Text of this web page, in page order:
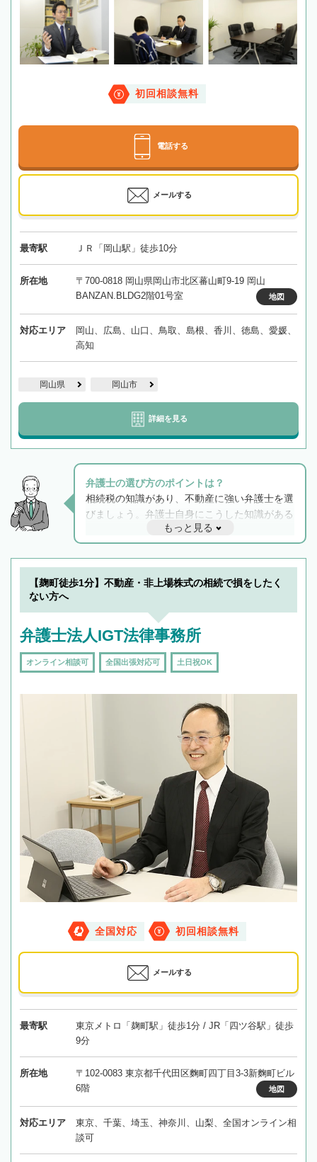
初回相談無料
電話する
メールする
最寄駅 ＪＲ「岡山駅」徒歩10分
所在地
〒700-0818 岡山県岡山市北区蕃山町9-19 岡山
BANZAN.BLDG2階01号室
地図
対応エリア
岡山、広島、山口、鳥取、島根、香川、徳島、愛媛、
高知
岡山県 岡山市
詳細を見る
弁護士の選び方のポイントは？
相続税の知識があり、不動産に強い弁護士を選
びましょう。弁護士自身にこうした知識がある
と他士業との連携もスムーズに進み、トラブル
解決のみならず相続をトータルで任せることが
できます。また、相続は感情がからむ分野なの
でフィーリングも重要です。実際に電話や面談
で複数の弁護士と会話をしてウマが合う方に依
もっと見る
【麹町徒歩1分】不動産・非上場株式の相続で損をしたく
ない方へ
弁護士法人IGT法律事務所
オンライン相談可 全国出張対応可 土日祝OK
全国対応 初回相談無料
メールする
最寄駅
東京メトロ「麹町駅」徒歩1分 / JR「四ツ谷駅」徒歩
9分
所在地
〒102-0083 東京都千代田区麴町四丁目3-3新麴町ビル
6階
地図
対応エリア
東京、千葉、埼玉、神奈川、山梨、全国オンライン相
談可